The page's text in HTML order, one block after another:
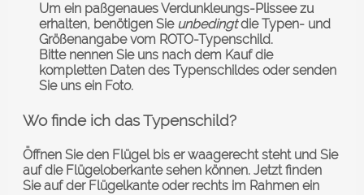
Um ein paßgenaues Verdunkleungs-Plissee zu
erhalten, benötigen Sie unbedingtdie Typen- und
Größenangabe vom ROTO-Typenschild.
Bitte nennen Sie uns nach dem Kauf die
kompletten Daten des Typenschildes oder senden
Sie uns ein Foto.
Wo finde ich das Typenschild?
Öffnen Sie den Flügel bis er waagerecht steht und Sie
auf die Flügeloberkante sehen können. Jetzt finden
Sie auf der Flügelkante oder rechts im Rahmen ein